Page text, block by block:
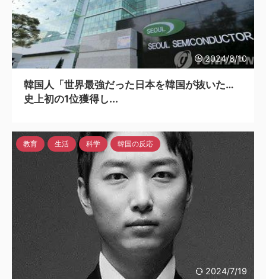
2024/8/10
韓国人「世界最強だった日本を韓国が抜いた…
史上初の1位獲得し...
2024/7/19
教育 生活 科学 韓国の反応